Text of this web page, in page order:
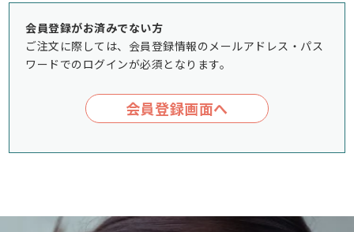
会員登録がお済みでない方
ご注文に際しては、会員登録情報のメールアドレス・パス
ワードでのログインが必須となります。
会員登録画面へ